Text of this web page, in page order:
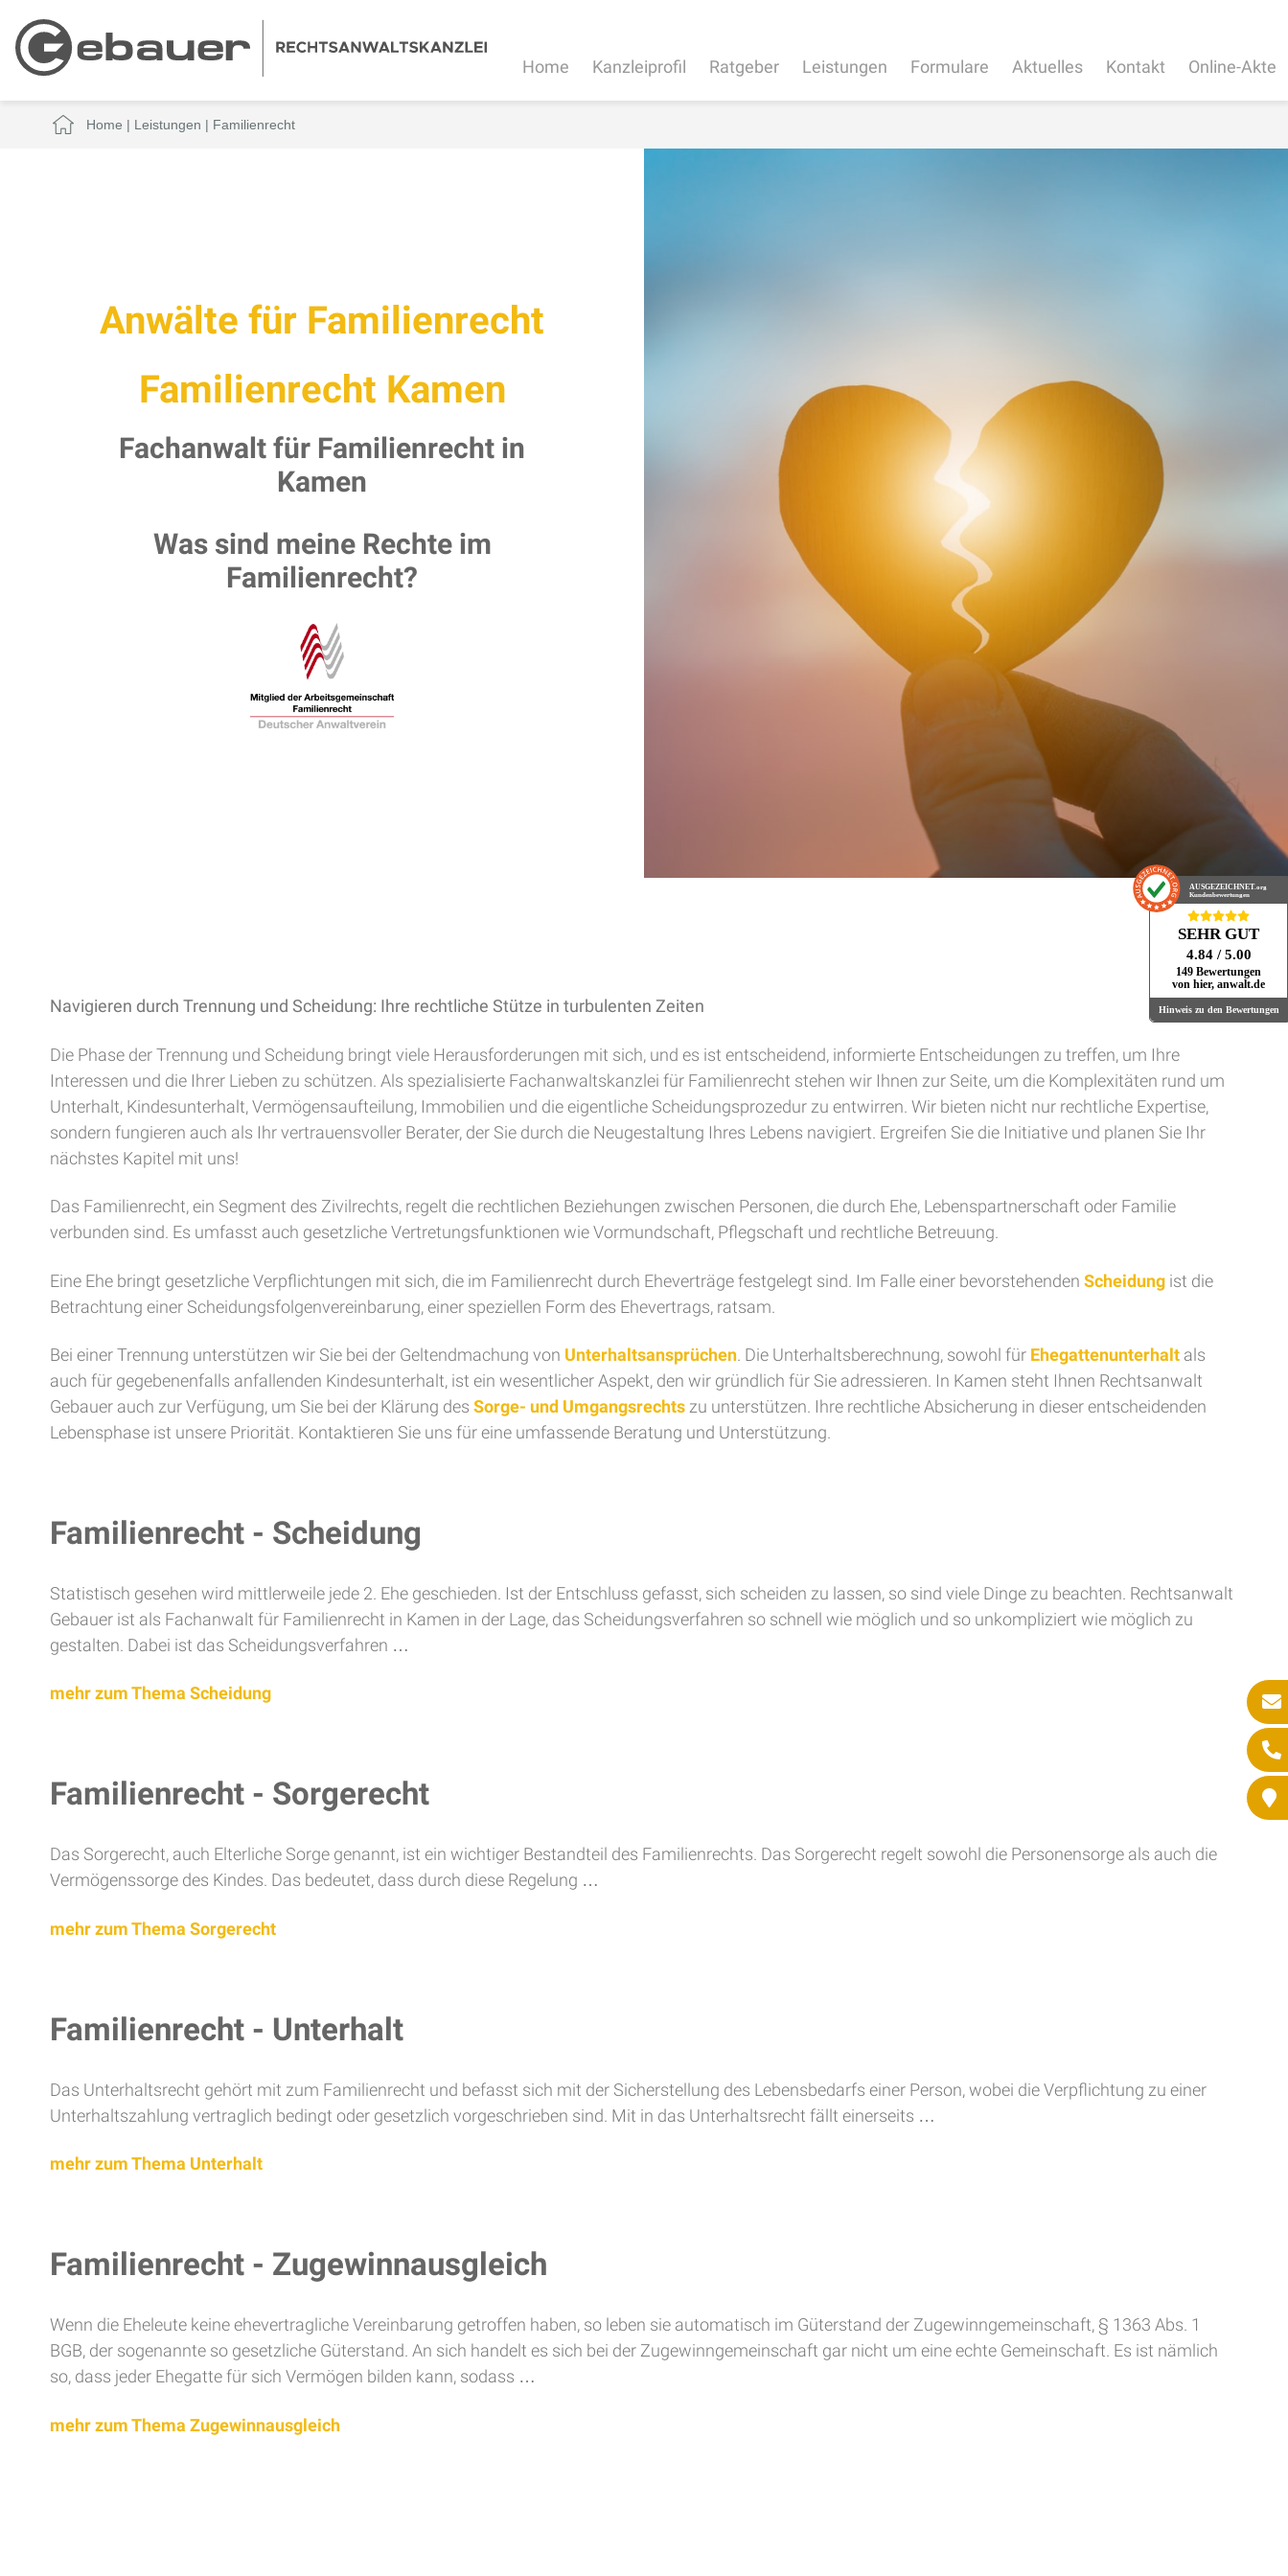
Home Kanzleiprofil Ratgeber Leistungen Formulare Aktuelles Kontakt Online-Akte
Home | Leistungen | Familienrecht
Anwälte für Familienrecht
Familienrecht Kamen
Fachanwalt für Familienrecht in
Kamen
Was sind meine Rechte im
Familienrecht?
Navigieren durch Trennung und Scheidung: Ihre rechtliche Stütze in turbulenten Zeiten
Die Phase der Trennung und Scheidung bringt viele Herausforderungen mit sich, und es ist entscheidend, informierte Entscheidungen zu treffen, um Ihre
Interessen und die Ihrer Lieben zu schützen. Als spezialisierte Fachanwaltskanzlei für Familienrecht stehen wir Ihnen zur Seite, um die Komplexitäten rund um
Unterhalt, Kindesunterhalt, Vermögensaufteilung, Immobilien und die eigentliche Scheidungsprozedur zu entwirren. Wir bieten nicht nur rechtliche Expertise,
sondern fungieren auch als Ihr vertrauensvoller Berater, der Sie durch die Neugestaltung Ihres Lebens navigiert. Ergreifen Sie die Initiative und planen Sie Ihr
nächstes Kapitel mit uns!
Das Familienrecht, ein Segment des Zivilrechts, regelt die rechtlichen Beziehungen zwischen Personen, die durch Ehe, Lebenspartnerschaft oder Familie
verbunden sind. Es umfasst auch gesetzliche Vertretungsfunktionen wie Vormundschaft, Pflegschaft und rechtliche Betreuung.
Eine Ehe bringt gesetzliche Verpflichtungen mit sich, die im Familienrecht durch Eheverträge festgelegt sind. Im Falle einer bevorstehenden Scheidung ist die
Betrachtung einer Scheidungsfolgenvereinbarung, einer speziellen Form des Ehevertrags, ratsam.
Bei einer Trennung unterstützen wir Sie bei der Geltendmachung von Unterhaltsansprüchen . Die Unterhaltsberechnung, sowohl für Ehegattenunterhalt als
auch für gegebenenfalls anfallenden Kindesunterhalt, ist ein wesentlicher Aspekt, den wir gründlich für Sie adressieren. In Kamen steht Ihnen Rechtsanwalt
Gebauer auch zur Verfügung, um Sie bei der Klärung des Sorge- und Umgangsrechts zu unterstützen. Ihre rechtliche Absicherung in dieser entscheidenden
Lebensphase ist unsere Priorität. Kontaktieren Sie uns für eine umfassende Beratung und Unterstützung.
Familienrecht - Scheidung
Statistisch gesehen wird mittlerweile jede 2. Ehe geschieden. Ist der Entschluss gefasst, sich scheiden zu lassen, so sind viele Dinge zu beachten. Rechtsanwalt
Gebauer ist als Fachanwalt für Familienrecht in Kamen in der Lage, das Scheidungsverfahren so schnell wie möglich und so unkompliziert wie möglich zu
gestalten. Dabei ist das Scheidungsverfahren …
mehr zum Thema Scheidung
Familienrecht - Sorgerecht
Das Sorgerecht, auch Elterliche Sorge genannt, ist ein wichtiger Bestandteil des Familienrechts. Das Sorgerecht regelt sowohl die Personensorge als auch die
Vermögenssorge des Kindes. Das bedeutet, dass durch diese Regelung …
mehr zum Thema Sorgerecht
Familienrecht - Unterhalt
Das Unterhaltsrecht gehört mit zum Familienrecht und befasst sich mit der Sicherstellung des Lebensbedarfs einer Person, wobei die Verpflichtung zu einer
Unterhaltszahlung vertraglich bedingt oder gesetzlich vorgeschrieben sind. Mit in das Unterhaltsrecht fällt einerseits …
mehr zum Thema Unterhalt
Familienrecht - Zugewinnausgleich
Wenn die Eheleute keine ehevertragliche Vereinbarung getroffen haben, so leben sie automatisch im Güterstand der Zugewinngemeinschaft, § 1363 Abs. 1
BGB, der sogenannte so gesetzliche Güterstand. An sich handelt es sich bei der Zugewinngemeinschaft gar nicht um eine echte Gemeinschaft. Es ist nämlich
so, dass jeder Ehegatte für sich Vermögen bilden kann, sodass …
mehr zum Thema Zugewinnausgleich
AUSGEZEICHNET .org
Kundenbewertungen
SEHR GUT
4.84 / 5.00
149 Bewertungen
von hier, anwalt.de
Hinweis zu den Bewertungen